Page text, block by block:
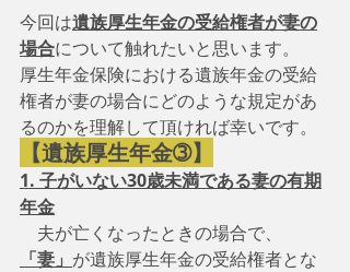
今回は遺族厚生年金の受給権者が妻の
場合について触れたいと思います。
厚生年金保険における遺族年金の受給
権者が妻の場合にどのような規定があ
るのかを理解して頂ければ幸いです。
【遺族厚生年金➂】
1. 子がいない30歳未満である妻の有期
年金
夫が亡くなったときの場合で、
「妻」 が遺族厚生年金の受給権者とな